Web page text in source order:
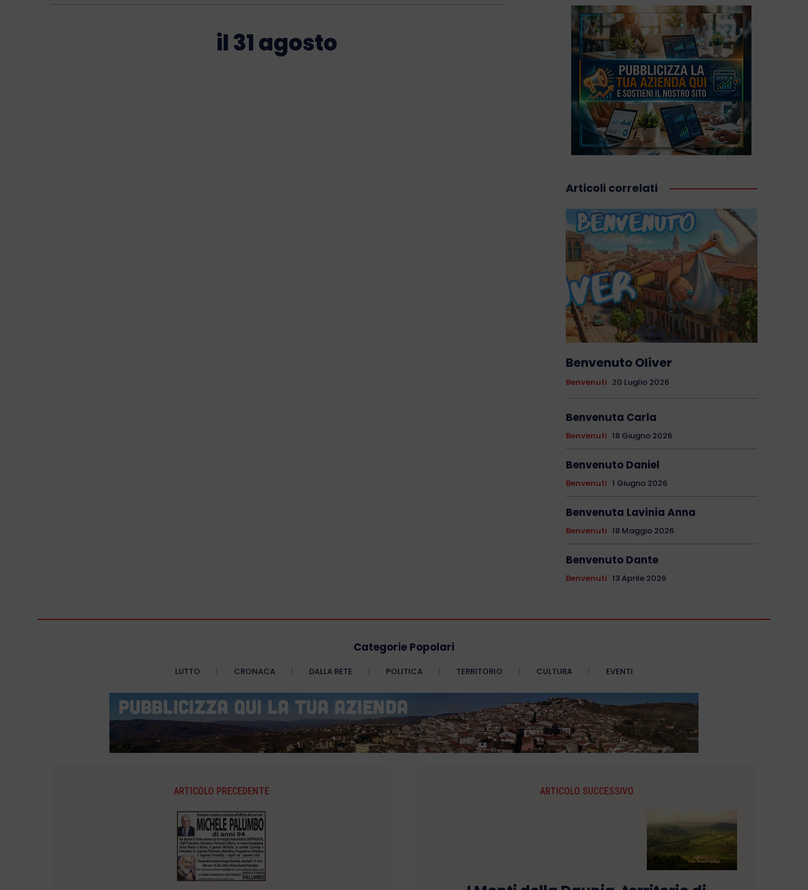
il 31 agosto
Articoli correlati
Benvenuto Oliver
Benvenuti 20 Luglio 2026
Benvenuta Carla
Benvenuti 18 Giugno 2026
Benvenuto Daniel
Benvenuti 1 Giugno 2026
Benvenuta Lavinia Anna
Benvenuti 18 Maggio 2026
Benvenuto Dante
Benvenuti 13 Aprile 2026
Categorie Popolari
LUTTO CRONACA DALLA RETE POLITICA TERRITORIO CULTURA EVENTI
ARTICOLO PRECEDENTE ARTICOLO SUCCESSIVO